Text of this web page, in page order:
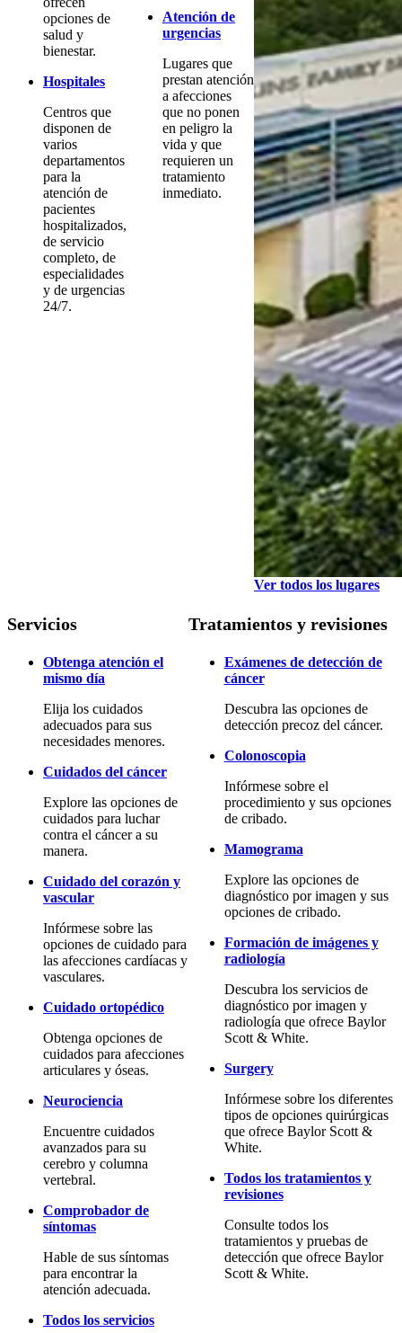
opciones de
salud y
bienestar.
Hospitales
Centros que
disponen de
varios
departamentos
para la
atención de
pacientes
hospitalizados,
de servicio
completo, de
especialidades
y de urgencias
24/7.
Atención de
urgencias
Lugares que
prestan atención
a afecciones
que no ponen
en peligro la
vida y que
requieren un
tratamiento
inmediato.
Ver todos los lugares
Servicios
Obtenga atención el
mismo día
Elija los cuidados
adecuados para sus
necesidades menores.
Cuidados del cáncer
Explore las opciones de
cuidados para luchar
contra el cáncer a su
manera.
Cuidado del corazón y
vascular
Infórmese sobre las
opciones de cuidado para
las afecciones cardíacas y
vasculares.
Cuidado ortopédico
Obtenga opciones de
cuidados para afecciones
articulares y óseas.
Neurociencia
Encuentre cuidados
avanzados para su
cerebro y columna
vertebral.
Comprobador de
síntomas
Hable de sus síntomas
para encontrar la
atención adecuada.
Todos los servicios
Tratamientos y revisiones
Exámenes de detección de
cáncer
Descubra las opciones de
detección precoz del cáncer.
Colonoscopia
Infórmese sobre el
procedimiento y sus opciones
de cribado.
Mamograma
Explore las opciones de
diagnóstico por imagen y sus
opciones de cribado.
Formación de imágenes y
radiología
Descubra los servicios de
diagnóstico por imagen y
radiología que ofrece Baylor
Scott & White.
Surgery
Infórmese sobre los diferentes
tipos de opciones quirúrgicas
que ofrece Baylor Scott &
White.
Todos los tratamientos y
revisiones
Consulte todos los
tratamientos y pruebas de
detección que ofrece Baylor
Scott & White.